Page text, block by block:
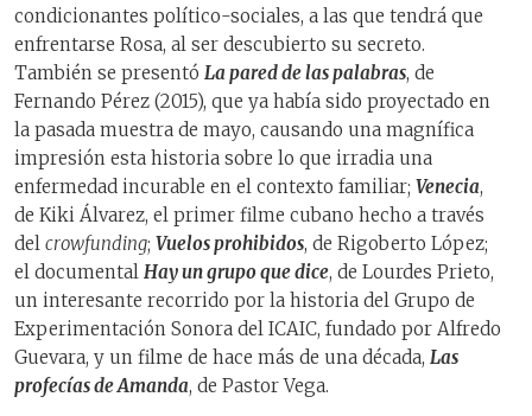
condicionantes político-sociales, a las que tendrá que
enfrentarse Rosa, al ser descubierto su secreto.
También se presentó La pared de las palabras, de
Fernando Pérez (2015), que ya había sido proyectado en
la pasada muestra de mayo, causando una magnífica
impresión esta historia sobre lo que irradia una
enfermedad incurable en el contexto familiar; Venecia,
de Kiki Álvarez, el primer filme cubano hecho a través
del crowfunding; Vuelos prohibidos, de Rigoberto López;
el documental Hay un grupo que dice, de Lourdes Prieto,
un interesante recorrido por la historia del Grupo de
Experimentación Sonora del ICAIC, fundado por Alfredo
Guevara, y un filme de hace más de una década, Las
profecías de Amanda, de Pastor Vega.